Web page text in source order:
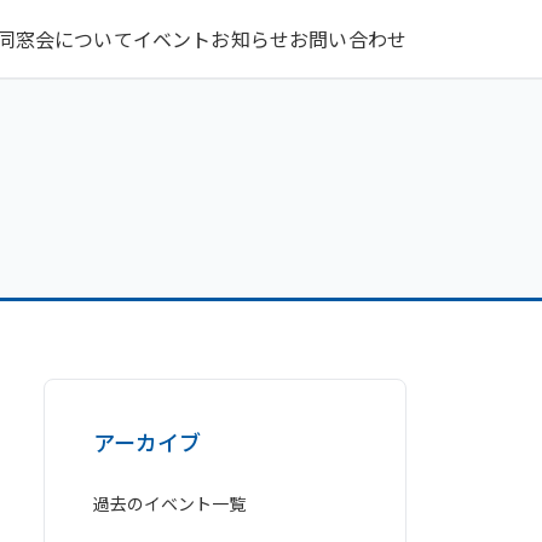
窓会についてイベントお知らせお問い合わせ
アーカイブ
過去のイベント一覧